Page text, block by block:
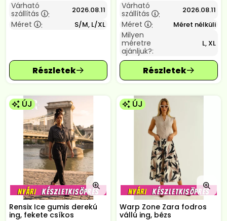
Várható
szállítás
: 2026.08.11
Méret : S/M, L/XL
Várható
szállítás
: 2026.08.11
Méret : Méret nélküli
Milyen
méretre
ajánljuk?:
L, XL
ÚJ
Rensix Ice gumis derekú
ing, fekete csíkos
ÚJ
Warp Zone Zara fodros
vállú ing, bézs